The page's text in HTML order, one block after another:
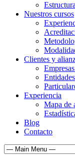
Nuestros cursos
Clientes y
Experiencia
Mapa de
Blog
Contacto